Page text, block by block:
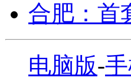
合肥：首
电脑版-